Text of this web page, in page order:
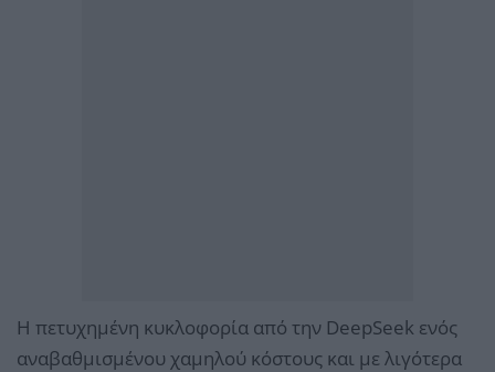
Η πετυχημένη κυκλοφορία από την DeepSeek ενός
αναβαθμισμένου χαμηλού κόστους και με λιγότερα